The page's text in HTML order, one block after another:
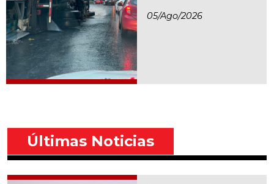
05/ago/2026
Últimas Noticias